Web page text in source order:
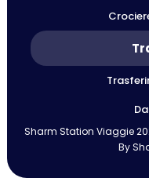
Sharm Station Viaggie
By